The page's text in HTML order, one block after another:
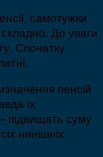
самотужки
До уваги
Спочатку
пенсій
їх
підвищать суму
нинішніх